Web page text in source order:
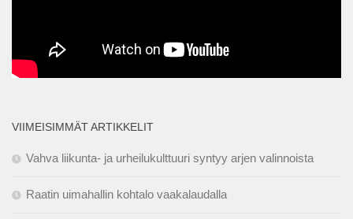
VIIMEISIMMÄT ARTIKKELIT
Vahva liikunta- ja urheilukulttuuri syntyy arjen valinnoista
Raatin uimahallin kohtalo vaakalaudalla